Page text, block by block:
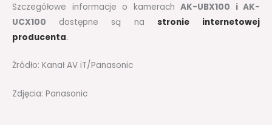
Szczegółowe informacje o kamerach AK-UBX100 i AK-
UCX100 dostępne są nastronie internetowej
producenta.
Źródło: Kanał AV iT/Panasonic
Zdjęcia: Panasonic